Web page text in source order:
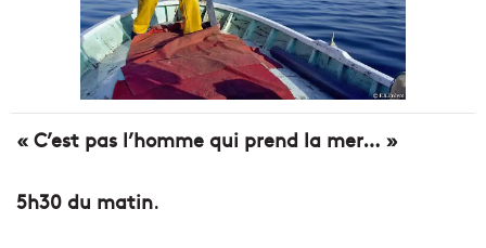
« C’est pas l’homme qui prend la mer… »
5h30 du matin.